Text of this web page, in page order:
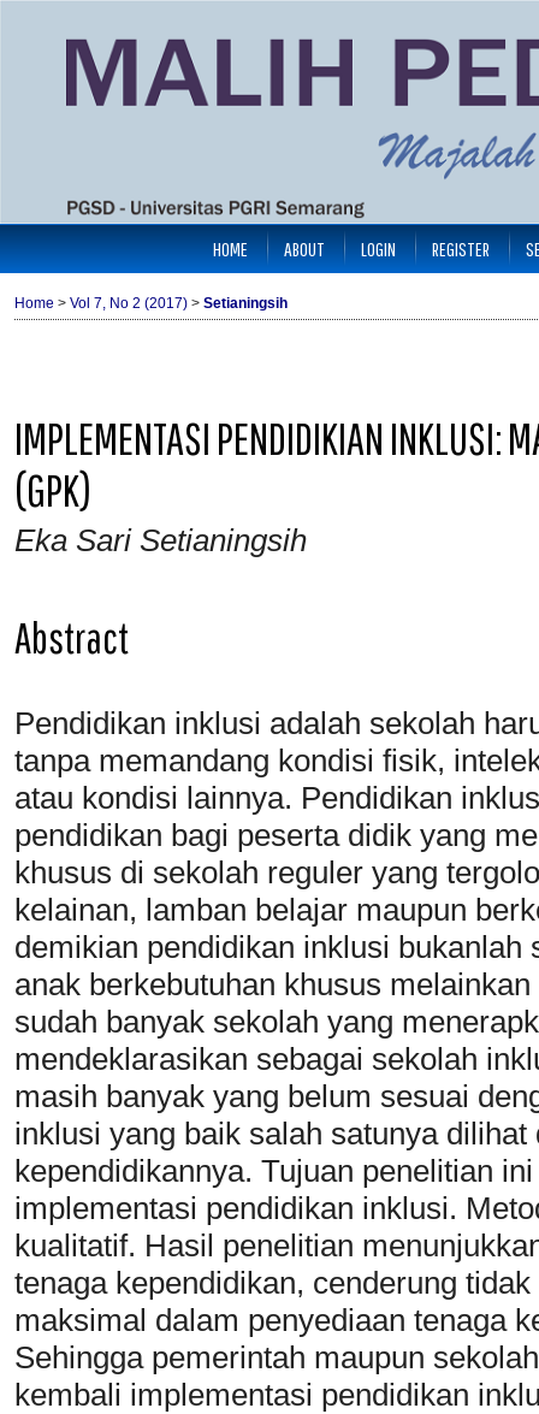
HOME ABOUT LOGIN REGISTER
Home > Vol 7, No 2 (2017) > Setianingsih
IMPLEMENTASI PENDIDIKIAN INKLUSI:
(GPK)
Eka Sari Setianingsih
Abstract
Pendidikan inklusi adalah sekolah
tanpa memandang kondisi fisik,
atau kondisi lainnya. Pendidikan
pendidikan bagi peserta didik yang
khusus di sekolah reguler yang
kelainan, lamban belajar maupun
demikian pendidikan inklusi
anak berkebutuhan khusus
sudah banyak sekolah yang
mendeklarasikan sebagai sekolah
masih banyak yang belum sesuai
inklusi yang baik salah satunya
kependidikannya. Tujuan penelitian
implementasi pendidikan inklusi.
kualitatif. Hasil penelitian
tenaga kependidikan, cenderung
maksimal dalam penyediaan tenaga
Sehingga pemerintah maupun
kembali implementasi pendidikan